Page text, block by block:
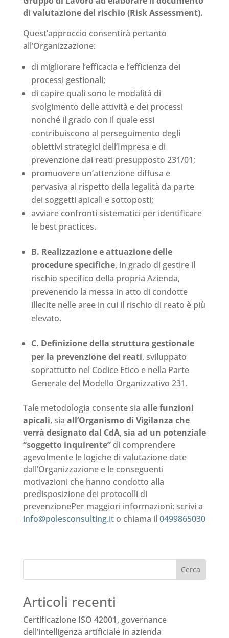
di valutazione del rischio (Risk Assessment).
Quest’approccio consentirà pertanto
all’Organizzazione:
di migliorare l’efficacia e l’efficienza dei
processi gestionali;
di capire quali sono le modalità di
svolgimento delle attività e dei processi
nonché il grado con il quale essi
contribuiscono al perseguimento degli
obiettivi strategici dell’Impresa e di
prevenzione dai reati presupposto 231/01;
promuovere un’attenzione diffusa e
pervasiva al rispetto della legalità da parte
dei soggetti apicali e sottoposti;
avviare confronti sistematici per identificare
le best practices.
B. Realizzazione e attuazione delle
procedure specifiche, in grado di gestire il
rischio specifico della propria Azienda,
prevenendo la messa in atto di condotte
illecite nelle aree in cui il rischio di reato è più
elevato.
C. Definizione della struttura gestionale
per la prevenzione dei reati, sviluppato
soprattutto nel Codice Etico e nella Parte
Generale del Modello Organizzativo 231.
Tale metodologia consente sia alle funzioni
apicali, sia all’Organismo di Vigilanza che
verrà designato dal CdA, sia ad un potenziale
“soggetto inquirente” di comprendere
agevolmente le logiche di valutazione date
dall’Organizzazione e le conseguenti
motivazioni che hanno condotto alla
predisposizione dei protocolli di
prevenzionePer maggiori informazioni: scrivi a
info@polesconsulting.ito chiama il 0499865030
Cerca
Articoli recenti
Certificazione ISO 42001, governance
dell’intelligenza artificiale in azienda